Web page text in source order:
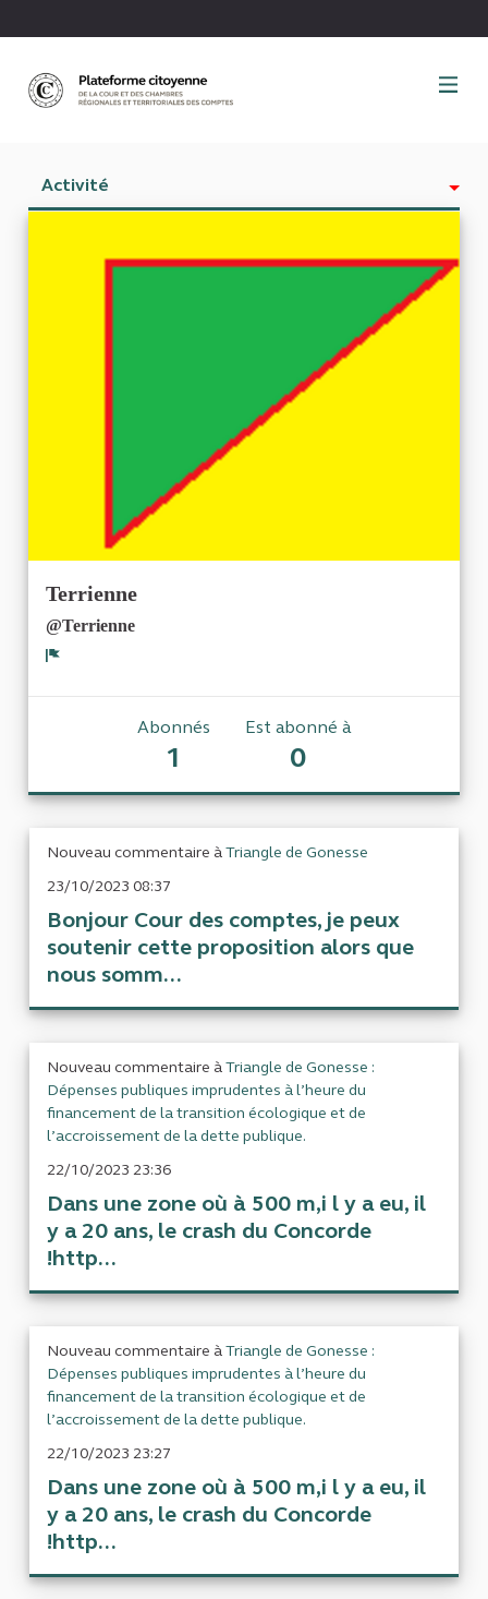
Activité
Terrienne
@Terrienne
Abonnés
1
Est abonné à
0
Nouveau commentaire àTriangle de Gonesse
23/10/2023 08:37
Bonjour Cour des comptes, je peux
soutenir cette proposition alors que
nous somm...
Nouveau commentaire àTriangle de Gonesse :
Dépenses publiques imprudentes à l’heure du
financement de la transition écologique et de
l’accroissement de la dette publique.
22/10/2023 23:36
Dans une zone où à 500 m,i l y a eu, il
y a 20 ans, le crash du Concorde
!http...
Nouveau commentaire àTriangle de Gonesse :
Dépenses publiques imprudentes à l’heure du
financement de la transition écologique et de
l’accroissement de la dette publique.
22/10/2023 23:27
Dans une zone où à 500 m,i l y a eu, il
y a 20 ans, le crash du Concorde
!http...